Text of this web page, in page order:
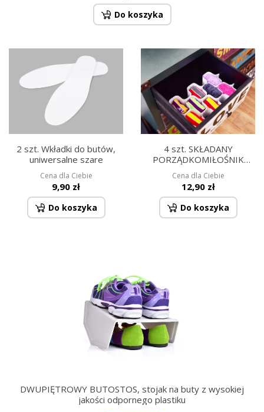
Do koszyka
2 szt. Wkładki do butów,
uniwersalne szare
Cena dla Ciebie
9,90 zł
Do koszyka
4 szt. SKŁADANY
PORZĄDKOMIŁOŚNIK
organizer do szufad, z
elastycznego plastiku
Cena dla Ciebie
12,90 zł
Do koszyka
DWUPIĘTROWY BUTOSTOS, stojak na buty z wysokiej
jakości odpornego plastiku